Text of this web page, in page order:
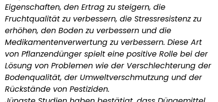
Eigenschaften, den Ertrag zu steigern, die
Fruchtqualität zu verbessern, die Stressresistenz zu
erhöhen, den Boden zu verbessern und die
Medikamentenverwertung zu verbessern. Diese Art
von Pflanzendünger spielt eine positive Rolle bei der
Lösung von Problemen wie der Verschlechterung der
Bodenqualität, der Umweltverschmutzung und der
Rückstände von Pestiziden.